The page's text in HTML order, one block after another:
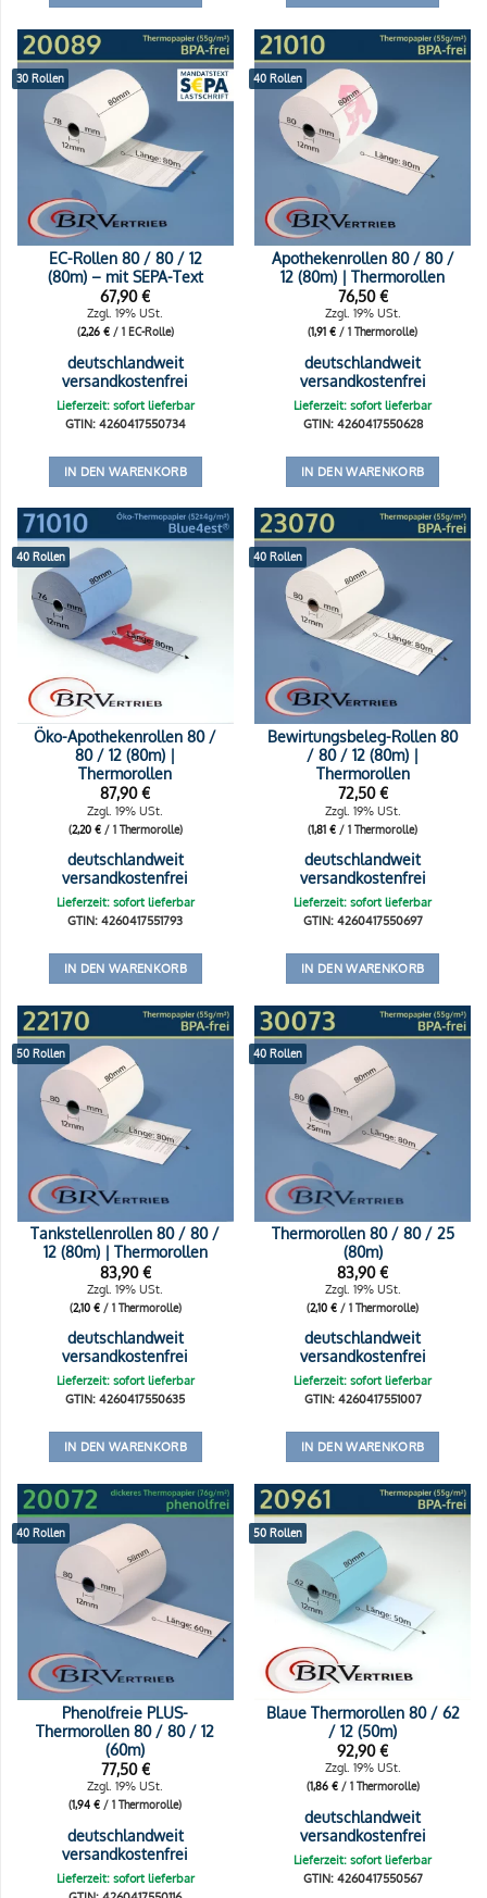
30 Rollen
EC-Rollen 80 / 80 / 12
(80m) – mit SEPA-Text
67,90€
Zzgl. 19% USt.
(2,26 €/ 1 EC-Rolle)
deutschlandweit
versandkostenfrei
Lieferzeit: sofort lieferbar
GTIN: 4260417550734
IN DEN WARENKORB
40 Rollen
Apothekenrollen 80 / 80 /
12 (80m) | Thermorollen
76,50€
Zzgl. 19% USt.
(1,91€ / 1 Thermorolle)
deutschlandweit
versandkostenfrei
Lieferzeit: sofort lieferbar
GTIN: 4260417550628
IN DEN WARENKORB
40 Rollen
Öko-Apothekenrollen 80 /
80 / 12 (80m) |
Thermorollen
87,90€
Zzgl. 19% USt.
(2,20 €/ 1 Thermorolle)
deutschlandweit
versandkostenfrei
Lieferzeit: sofort lieferbar
GTIN: 4260417551793
IN DEN WARENKORB
40 Rollen
Bewirtungsbeleg-Rollen 80
/ 80 / 12 (80m) |
Thermorollen
72,50€
Zzgl. 19% USt.
(1,81€ / 1 Thermorolle)
deutschlandweit
versandkostenfrei
Lieferzeit: sofort lieferbar
GTIN: 4260417550697
IN DEN WARENKORB
50 Rollen
Tankstellenrollen 80 / 80 /
12 (80m) | Thermorollen
83,90€
Zzgl. 19% USt.
(2,10 €/ 1 Thermorolle)
deutschlandweit
versandkostenfrei
Lieferzeit: sofort lieferbar
GTIN: 4260417550635
IN DEN WARENKORB
40 Rollen
Thermorollen 80 / 80 / 25
(80m)
83,90€
Zzgl. 19% USt.
(2,10€ / 1 Thermorolle)
deutschlandweit
versandkostenfrei
Lieferzeit: sofort lieferbar
GTIN: 4260417551007
IN DEN WARENKORB
40 Rollen
Phenolfreie PLUS-
Thermorollen 80 / 80 / 12
(60m)
77,50€
Zzgl. 19% USt.
(1,94€ / 1 Thermorolle)
deutschlandweit
versandkostenfrei
Lieferzeit: sofort lieferbar
50 Rollen
Blaue Thermorollen 80 / 62
/ 12 (50m)
92,90€
Zzgl. 19% USt.
(1,86 €/ 1 Thermorolle)
deutschlandweit
versandkostenfrei
Lieferzeit: sofort lieferbar
GTIN: 4260417550567